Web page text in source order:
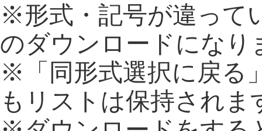
※形式・記号が違って
のダウンロードになり
※「同形式選択に戻る
もリストは保持されま